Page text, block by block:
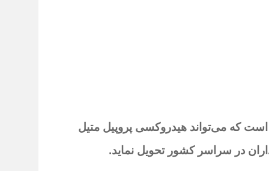
که می‌تواند هیدروکسی پروپیل متیل
در سراسر کشور تحویل نماید.